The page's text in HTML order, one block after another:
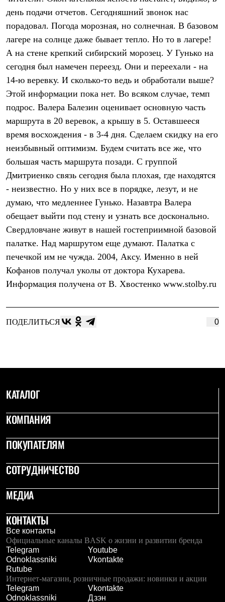
Флисовая одежда
Куртки
Брюки
Детская одежда
Утепленная пухом
Комбинезоны
Куртки
Брюки
Утепленная синтетикой
Комбинезоны
Куртки
Брюки
Лёгкая одежда
Футболки
Толстовки
Брюки
Софтшелл одежда
Куртки
Флисовая одежда
Куртки
Брюки
Комбинезоны
Термобелье
Комплект термобелья
Снаряжение
Палатки и тенты
Палатки
Тенты
Аксессуары для палаток
Экспедиционные
Альпинистские
Аксессуары для спальников
Сумки и баулы
Баулы
Кошельки
Гермомешки
Полезные аксессуары
Еда
Коврики
Обувь
Женская обувь
Ботинки
Мужская обувь
Ботинки
Кроссовки
Сапоги
Гамаши и бахилы
Гамаши
Бахилы
Тапочки и чуни
день подачи отчетов. Сегодняшний звонок нас
порадовал. Погода морозная, но солнечная. В базовом
лагере на солнце даже бывает тепло. Но то в лагере!
А на стене крепкий сибирский морозец. У Гунько на
сегодня был намечен переезд. Они и переехали - на
14-ю веревку. И сколько-то ведь и обработали выше?
Этой информации пока нет. Во всяком случае, темп
подрос. Валера Балезин оценивает основную часть
маршрута в 20 веревок, а крышу в 5. Оставшееся
время восхождения - в 3-4 дня. Сделаем скидку на его
неизбывный оптимизм. Будем считать все же, что
большая часть маршрута позади. С группой
Дмитриенко связь сегодня была плохая, где находятся
- неизвестно. Но у них все в порядке, лезут, и не
думаю, что медленнее Гунько. Назавтра Валера
обещает выйти под стену и узнать все досконально.
Свердловчане живут в нашей гостеприимной базовой
палатке. Над маршрутом еще думают. Палатка с
печечкой им не чужда. 2004, Аксу. Именно в ней
Кофанов получал уколы от доктора Кухарева.
Информация получена от В. Хвостенко www.stolby.ru
ПОДЕЛИТЬСЯ 0
КАТАЛОГ
КОМПАНИЯ
ПОКУПАТЕЛЯМ
СОТРУДНИЧЕСТВО
МЕДИА
КОНТАКТЫ
Все контакты
Официальные каналы BASK о жизни и развитии бренда
Telegram
Youtube
Odnoklassniki
Vkontakte
Rutube
Интернет-магазин, розничные продажи: новинки и акции
Telegram
Vkontakte
Odnoklassniki
Дзэн